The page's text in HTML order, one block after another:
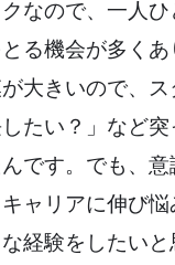
なので、一人ひ
る機会が多く
大きいので、
たい？」など
です。でも、
ャリアに伸び
経験をしたい